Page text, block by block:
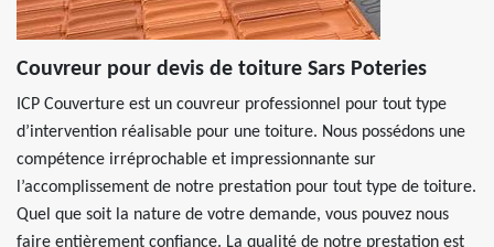
Couvreur pour devis de toiture Sars Poteries
ICP Couverture est un couvreur professionnel pour tout type
d’intervention réalisable pour une toiture. Nous possédons une
compétence irréprochable et impressionnante sur
l’accomplissement de notre prestation pour tout type de toiture.
Quel que soit la nature de votre demande, vous pouvez nous
faire entièrement confiance. La qualité de notre prestation est